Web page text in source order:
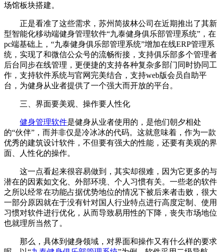
场馆板块搭建。
正是看准了这些需求，苏州简拔林公司在近期推出了其新
型智能化移动端健身管理软件“九泰健身俱乐部管理系统”，在
pc端基础上，“九泰健身俱乐部管理系统”增加在线ERP管理系
统，实现了和微信公众号的流畅衔接，支持俱乐部多个管理者
后台同步在线管理，更便捷的支持各种复杂多部门同时协同工
作，支持软件系统与官网完美结合，支持web版会员自助平
台，为健身从业者提供了一个强大而开放的平台。
三、界面要美观、操作要人性化
健身管理软件是健身从业者使用的，是他们朝夕相处
的“伙伴”，而并非仅是冷冰冰的代码。这就意味着，作为一款
优秀的建筑设计软件，不但要有强大的性能，还要有美观的界
面、人性化的操作。
这一点看起来很容易做到，其实却很难，因为它更多的与
潜在的因素如文化、外部环境、个人习惯有关。一些老的软件
之所以经常在功能占据优势地位的情况下被后来者击败，很大
一部分原因就在于没有针对国人行业特点进行高度定制、使用
习惯对软件进行优化，从而导致易用性的下降，丧失市场地位
也就理所当然了。
那么，具体到健身领域，对界面和操作又有什么样的要求